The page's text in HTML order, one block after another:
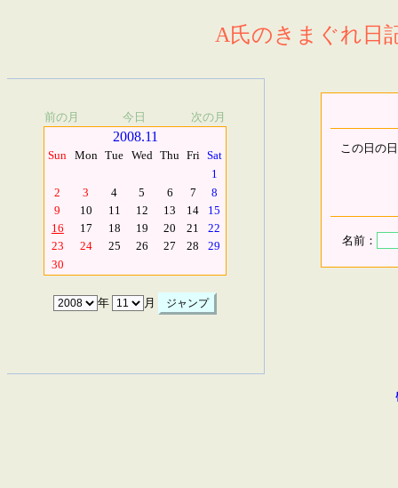
A氏のきまぐれ日
前の月 今日 次の月
2008.11
Sun Mon Tue Wed Thu Fri Sat
1
2
3 4 5 6 7
8
9
10 11 12 13 14
15
16
17 18 19 20 21
22
23
24 25 26 27 28
29
30
年 月
この日の
名前：